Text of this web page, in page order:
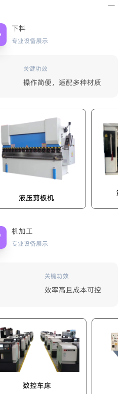
下料
专业设备展示
关键功效
操作简便，适配多种材质
液压剪板机
激光自动
机加工
专业设备展示
关键功效
效率高且成本可控
数控车床